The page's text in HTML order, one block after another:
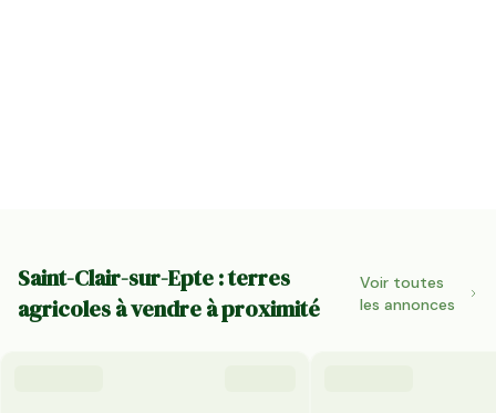
Saint-Clair-sur-Epte : terres
agricoles à vendre à proximité
Voir toutes
les annonces